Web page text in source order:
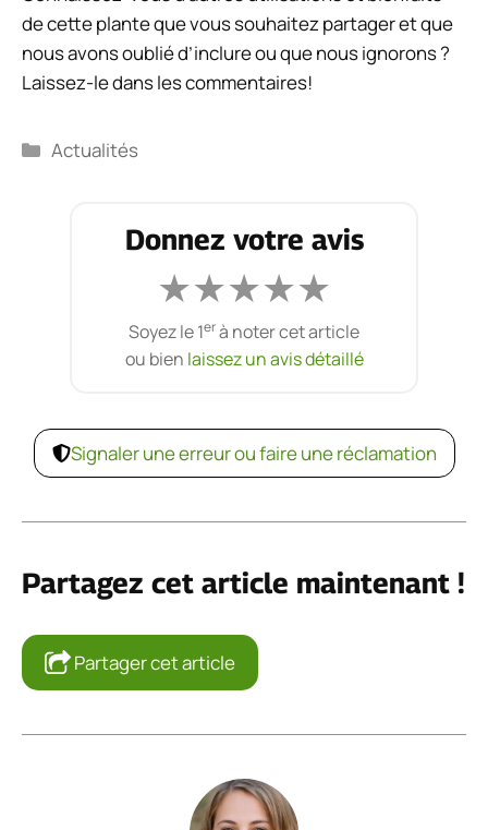
de cette plante que vous souhaitez partager et que
nous avons oublié d’inclure ou que nous ignorons ?
Laissez-le dans les commentaires!
Catégories
Actualités
Donnez votre avis
★★★★★
Soyez le 1erà noter cet article
ou bien laissez un avis détaillé
Signaler une erreur ou faire une réclamation
Partagez cet article maintenant !
Partager cet article